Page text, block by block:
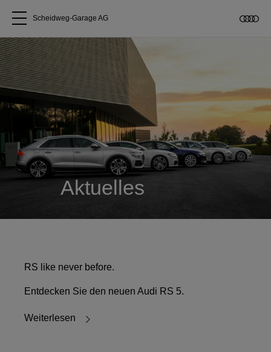
Alle Modelle
Über uns
Audi kaufen
Service & Reparatur
Scheidweg-Garage AG
Aktuelles
RS like never before.
Entdecken Sie den neuen Audi RS 5.
Weiterlesen